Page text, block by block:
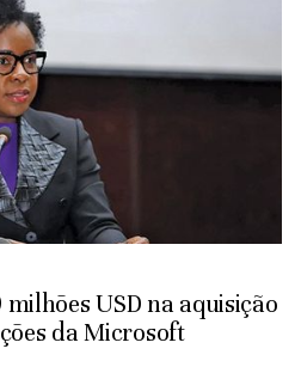
USD na aquisição
da Microsoft